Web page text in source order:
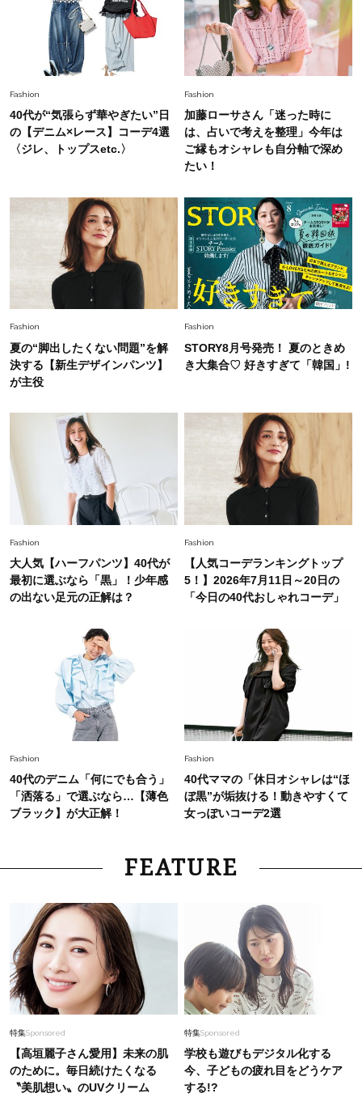
Fashion
40代の夏通勤はこれ１着！「きちんと感」も
「オシャレ」も整うトレンドトップス〈4選〉
Fashion 2026.6.26
初夏はこれさえあれば！40代は【淡色ワンピ】
で即涼しげ＆上品見え〈3選〉
Fashion
今、40代の「メガネ＆サングラス」のトレンド
に更新あり！“黒ぶち以外”が新定番に
2026.8.5
選び」！
やぐ【甘め黒アイテム】3選
Fashion
26年夏は「小ぶり」が大流行中！人と被らない
【最旬かごバッグ】6選
Fashion
40代が“気張らず華やぎたい”日
の【デニム×レース】コーデ4選
〈ジレ、トップスetc.〉
Fashion
加藤ローサさん「迷った時に
は、占いで考えを整理」今年は
ご縁もオシャレも自分軸で深め
たい！
Fashion
夏の“脚出したくない問題”を解
決する【新生デザインパンツ】
が主役
Fashion
STORY8月号発売！ 夏のときめ
き大集合♡ 好きすぎて「韓国」!
Fashion
大人気【ハーフパンツ】40代が
最初に選ぶなら「黒」！少年感
の出ない足元の正解は？
Fashion
【人気コーデランキングトップ
5！】2026年7月11日～20日の
「今日の40代おしゃれコーデ」
Fashion
40代のデニム「何にでも合う」
「洒落る」で選ぶなら…【薄色
ブラック】が大正解！
Fashion
40代ママの「休日オシャレは“ほ
ぼ黒”が垢抜ける！動きやすくて
女っぽいコーデ2選
FEATURE
特集Sponsored
【高垣麗子さん愛用】未来の肌
のために。毎日続けたくなる
〝美肌想い〟のUVクリーム
特集Sponsored
学校も遊びもデジタル化する
今、子どもの疲れ目をどうケア
する!?